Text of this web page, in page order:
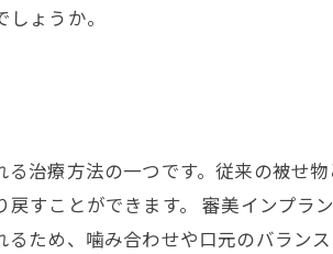
ょうか。
治療方法の一つです。従来の被せ
すことができます。 審美インプラ
ため、噛み合わせや口元のバラン